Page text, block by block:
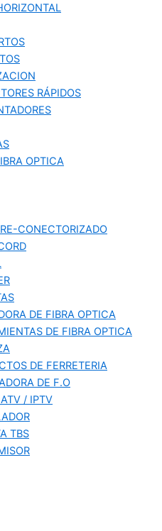
RÁPIDOS
OPTICA
CONECTORIZADO
DE FIBRA OPTICA
DE FIBRA OPTICA
DE FERRETERIA
DE F.O
/ IPTV
TBS